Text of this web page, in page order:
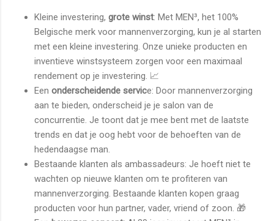
Kleine investering, grote winst: Met MEN³, het 100%
Belgische merk voor mannenverzorging, kun je al starten
met een kleine investering. Onze unieke producten en
inventieve winstsysteem zorgen voor een maximaal
rendement op je investering. 📈
Een onderscheidende service: Door mannenverzorging
aan te bieden, onderscheid je je salon van de
concurrentie. Je toont dat je mee bent met de laatste
trends en dat je oog hebt voor de behoeften van de
hedendaagse man.
Bestaande klanten als ambassadeurs: Je hoeft niet te
wachten op nieuwe klanten om te profiteren van
mannenverzorging. Bestaande klanten kopen graag
producten voor hun partner, vader, vriend of zoon. 🎁